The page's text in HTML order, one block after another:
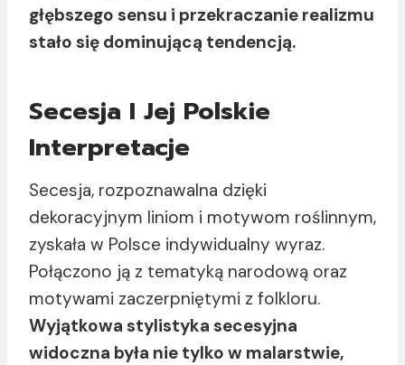
głębszego sensu i przekraczanie realizmu
stało się dominującą tendencją.
Secesja I Jej Polskie
Interpretacje
Secesja, rozpoznawalna dzięki
dekoracyjnym liniom i motywom roślinnym,
zyskała w Polsce indywidualny wyraz.
Połączono ją z tematyką narodową oraz
motywami zaczerpniętymi z folkloru.
Wyjątkowa stylistyka secesyjna
widoczna była nie tylko w malarstwie,